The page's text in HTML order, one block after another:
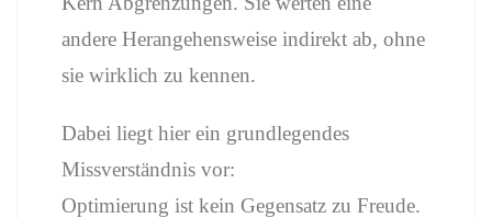
andere Herangehensweise indirekt ab, ohne
sie wirklich zu kennen.
Dabei liegt hier ein grundlegendes
Missverständnis vor:
Optimierung ist kein Gegensatz zu Freude.